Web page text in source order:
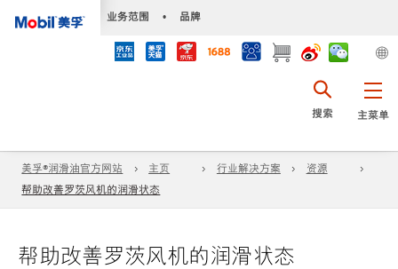
业务范围 • 品牌
主菜单
搜索
美孚®润滑油官方网站 主页 行业解决方案
资源
帮助改善罗茨风机的润滑状态
帮助改善罗茨风机的润滑状态